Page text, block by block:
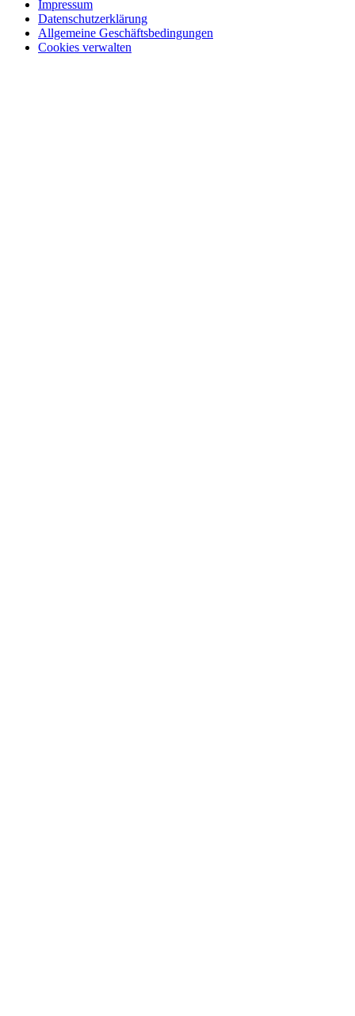
Impressum
Datenschutzerklärung
Allgemeine Geschäftsbedingungen
Cookies verwalten